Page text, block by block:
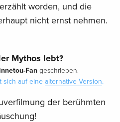
worden, und die
nicht ernst nehmen.
Mythos lebt?
Fan geschrieben.
sich auf eine alternative Version.
der berühmten